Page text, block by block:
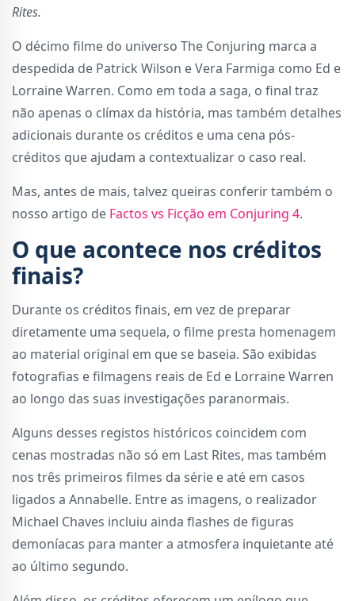
Rites.
O décimo filme do universo The Conjuring marca a
despedida de Patrick Wilson e Vera Farmiga como Ed e
Lorraine Warren. Como em toda a saga, o final traz
não apenas o clímax da história, mas também detalhes
adicionais durante os créditos e uma cena pós-
créditos que ajudam a contextualizar o caso real.
Mas, antes de mais, talvez queiras conferir também o
nosso artigo de Factos vs Ficção em Conjuring 4.
O que acontece nos créditos
finais?
Durante os créditos finais, em vez de preparar
diretamente uma sequela, o filme presta homenagem
ao material original em que se baseia. São exibidas
fotografias e filmagens reais de Ed e Lorraine Warren
ao longo das suas investigações paranormais.
Alguns desses registos históricos coincidem com
cenas mostradas não só em Last Rites, mas também
nos três primeiros filmes da série e até em casos
ligados a Annabelle. Entre as imagens, o realizador
Michael Chaves incluiu ainda flashes de figuras
demoníacas para manter a atmosfera inquietante até
ao último segundo.